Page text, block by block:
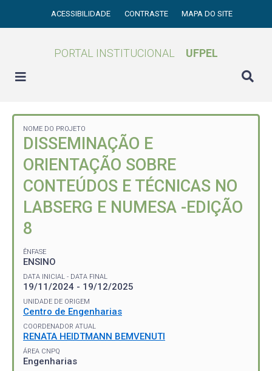
ACESSIBILIDADE CONTRASTE MAPA DO SITE
PORTAL INSTITUCIONAL UFPEL
NOME DO PROJETO
DISSEMINAÇÃO E
ORIENTAÇÃO SOBRE
CONTEÚDOS E TÉCNICAS NO
LABSERG E NUMESA -EDIÇÃO
8
ÊNFASE
ENSINO
DATA INICIAL - DATA FINAL
19/11/2024 - 19/12/2025
UNIDADE DE ORIGEM
Centro de Engenharias
COORDENADOR ATUAL
RENATA HEIDTMANN BEMVENUTI
ÁREA CNPQ
Engenharias